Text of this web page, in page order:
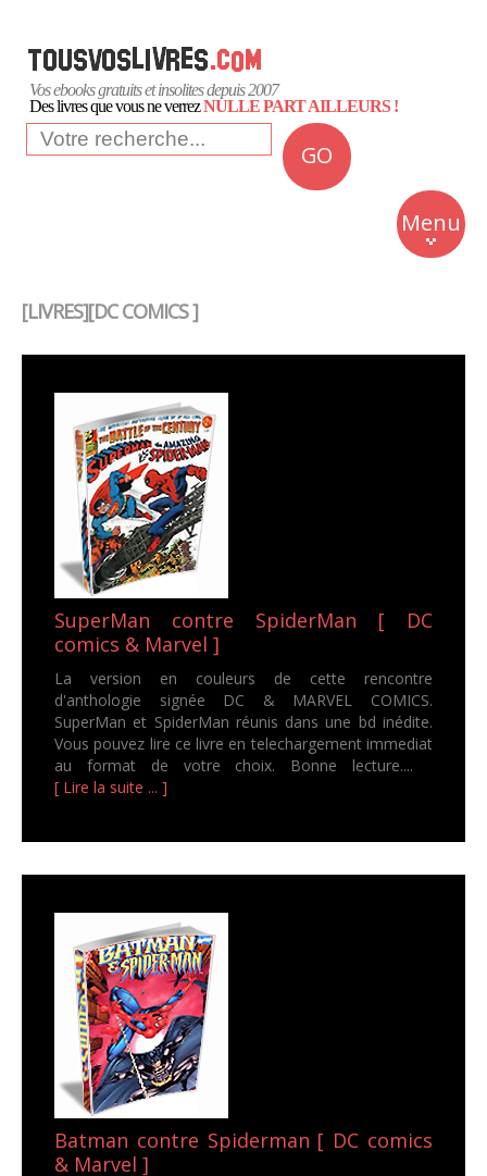
Vos ebooks gratuits et insolites depuis 2007
Des livres que vous ne verrezNULLE PART AILLEURS !
GO
Menu
Insolite
Business
[LIVRES][DC COMICS ]
SuperMan contre SpiderMan [ DC
comics & Marvel ]
La version en couleurs de cette rencontre
d'anthologie signée DC & MARVEL COMICS.
SuperMan et SpiderMan réunis dans une bd inédite.
Vous pouvez lire ce livre en telechargement immediat
au format de votre choix. Bonne lecture....
[ Lire la suite ... ]
Batman contre Spiderman [ DC comics
& Marvel ]